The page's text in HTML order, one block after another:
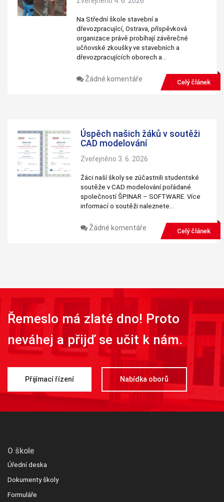
Na Střední škole stavební a
dřevozpracující, Ostrava, příspěvková
organizace právě probíhají závěrečné
učňovské zkoušky ve stavebních a
dřevozpracujících oborech a…
Žádné komentáře Celý článek
Úspěch našich žáků v soutěži
CAD modelování
Zveřejněno 3. 6. 2026
Žáci naší školy se zúčastnili studentské
soutěže v CAD modelování pořádané
společností ŠPINAR – SOFTWARE. Více
informací o soutěži naleznete…
Žádné komentáře Celý článek
Řemeslo má zlaté dno! Proto
neváhej a přijď se učit k nám.
Přijímací řízení Nabídka oborů
O škole
Úřední deska
Dokumenty školy
Formuláře